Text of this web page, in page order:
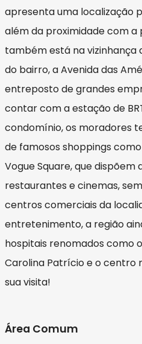
apresenta uma localização
além da proximidade com a
também está na vizinhança
do bairro, a Avenida das
entreposto de grandes
contar com a estação de
condomínio, os moradores
de famosos shoppings
Vogue Square, que dispõem
restaurantes e cinemas,
centros comerciais da
entretenimento, a região
hospitais renomados como
Carolina Patrício e o centro
sua visita!
Área Comum